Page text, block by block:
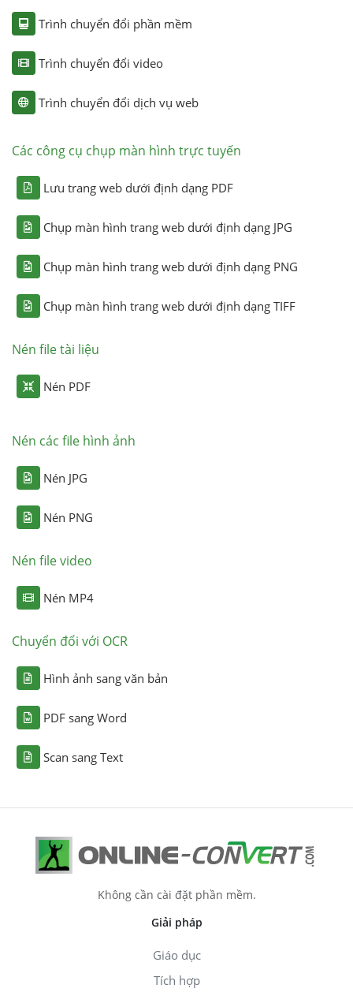
Trình chuyển đổi phần mềm
Trình chuyển đổi video
Trình chuyển đổi dịch vụ web
Các công cụ chụp màn hình trực tuyến
Lưu trang web dưới định dạng PDF
Chụp màn hình trang web dưới định dạng JPG
Chụp màn hình trang web dưới định dạng PNG
Chụp màn hình trang web dưới định dạng TIFF
Nén file tài liệu
Nén PDF
Nén các file hình ảnh
Nén JPG
Nén PNG
Nén file video
Nén MP4
Chuyển đổi với OCR
Hình ảnh sang văn bản
PDF sang Word
Scan sang Text
Không cần cài đặt phần mềm.
Giải pháp
Giáo dục
Tích hợp